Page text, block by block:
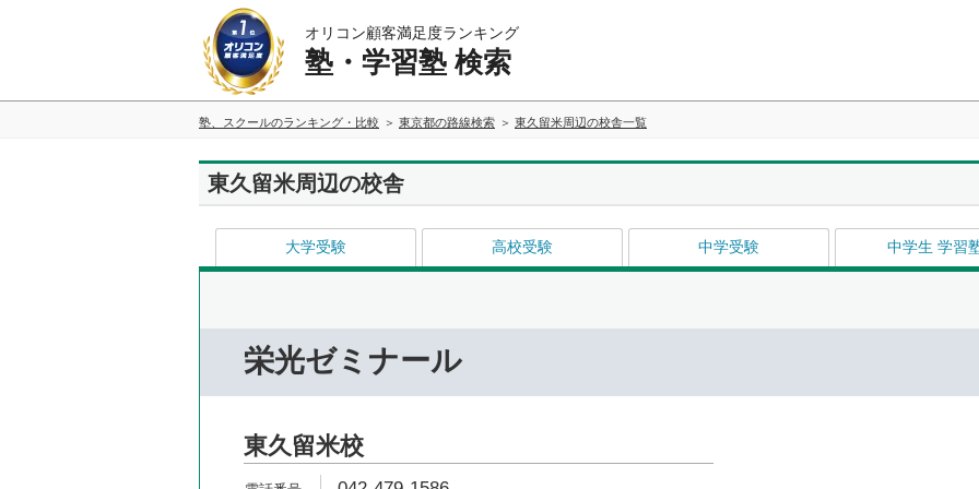
オリコン顧客満足度ランキング
塾・学習塾 検索
塾、スクールのランキング・比較 東京都の路線検索 東久留米周辺の校舎一覧
東久留米周辺の校舎
大学受験 高校受験 中学受験 中学生 学習
栄光ゼミナール
東久留米校